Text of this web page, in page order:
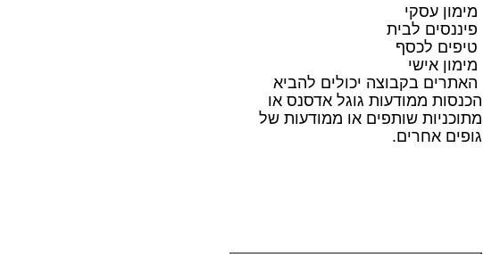
מימון עסקי
פיננסים לבית
טיפים לכסף
מימון אישי
האתרים בקבוצה יכולים להביא
הכנסות ממודעות גוגל אדסנס או
מתוכניות שותפים או ממודעות של
גופים אחרים.